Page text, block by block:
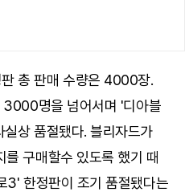
총 판매 수량은 4000장.
명을 넘어서며 '디아블
상 품절됐다. 블리자드가
구매할수 있도록 했기 때
3' 한정판이 조기 품절됐다는